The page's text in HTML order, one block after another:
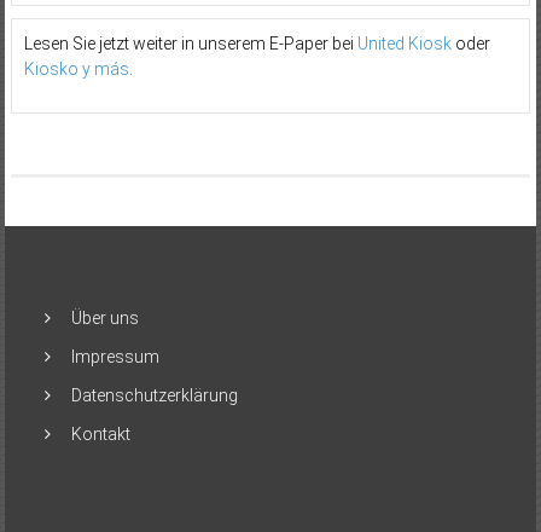
Lesen Sie jetzt weiter in unserem E-Paper bei United Kioskoder
Kiosko y más
Über uns
Impressum
Datenschutzerklärung
Kontakt